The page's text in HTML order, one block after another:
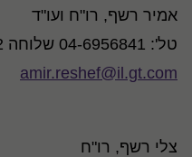
אמיר רשף, רו"ח ועו"ד
טל': 04-6956841 שלוחה 2
amir.reshef@il.gt.com
צלי רשף, רו"ח